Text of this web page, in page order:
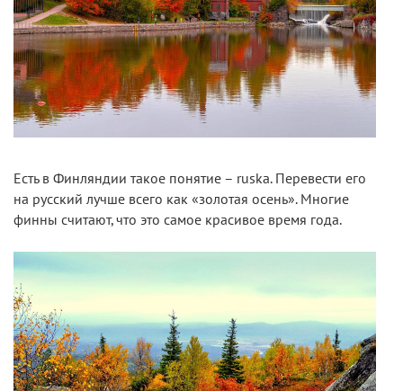
Есть в Финляндии такое понятие – ruska. Перевести его
на русский лучше всего как «золотая осень». Многие
финны считают, что это самое красивое время года.